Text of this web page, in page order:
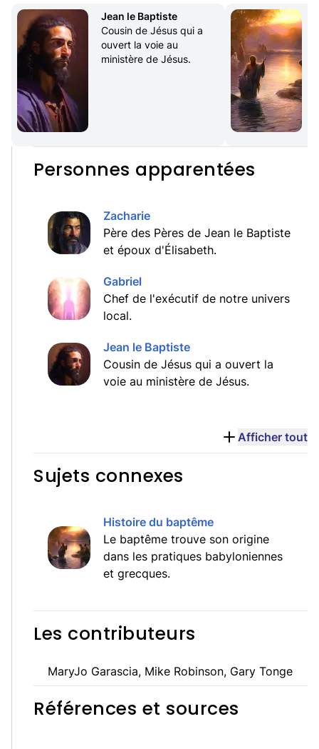
Jean le Baptiste
Cousin de Jésus qui a
ouvert la voie au
ministère de Jésus.
Personnes apparentées
Zacharie
Père des Pères de Jean le Baptiste
et époux d'Élisabeth.
Gabriel
Chef de l'exécutif de notre univers
local.
Jean le Baptiste
Cousin de Jésus qui a ouvert la
voie au ministère de Jésus.
Afficher tout
Sujets connexes
Histoire du baptême
Le baptême trouve son origine
dans les pratiques babyloniennes
et grecques.
Les contributeurs
MaryJo Garascia, Mike Robinson, Gary Tonge
Références et sources